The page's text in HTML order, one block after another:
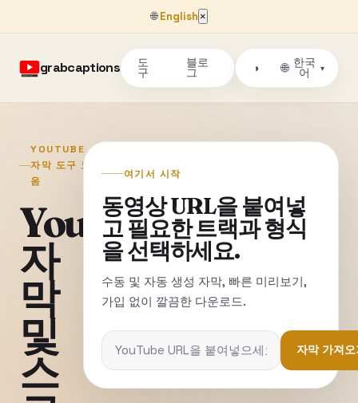
🌐English ×
grabcaptions 도
구
블로
그 ◑ 🌐 한국
어
▾
YOUTUBE
자막 도구 모
음
YouTube
자
막
및
스
여기서 시작
동영상 URL을 붙여넣
고 필요한 트랙과 형식
을 선택하세요.
수동 및 자동 생성 자막, 빠른 미리보기,
가입 없이 깔끔한 다운로드.
자막 가져오